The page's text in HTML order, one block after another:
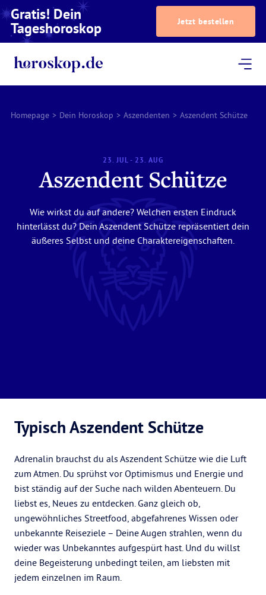
Gratis! Dein
Tageshoroskop Jetzt bestellen
Homepage > Dein Horoskop > Aszendenten > Aszendent Schütze
23. JUL - 23. AUG
Aszendent Schütze
Wie wirkst du auf andere? Welchen ersten Eindruck
hinterlässt du? Dein Aszendent Schütze repräsentiert dein
äußeres Selbst und deine Charaktereigenschaften.
Typisch Aszendent Schütze
Adrenalin brauchst du als Aszendent Schütze wie die Luft
zum Atmen. Du sprühst vor Optimismus und Energie und
bist ständig auf der Suche nach wilden Abenteuern. Du
liebst es, Neues zu entdecken. Ganz gleich ob,
ungewöhnliches Streetfood, abgefahrenes Wissen oder
unbekannte Reiseziele – Deine Augen strahlen, wenn du
wieder was Unbekanntes aufgespürt hast. Und du willst
deine Begeisterung unbedingt teilen, am liebsten mit
jedem einzelnen im Raum.